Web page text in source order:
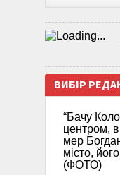
ВИБІР
“Бачу
центром,
мер
місто,
(ФОТО)